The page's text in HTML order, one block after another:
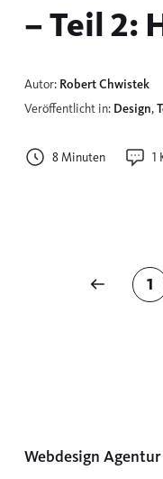
– Teil 2:
Autor: Robert Chwistek
Veröffentlicht in: Design,
8 Minuten 1
1
Webdesign Agentur